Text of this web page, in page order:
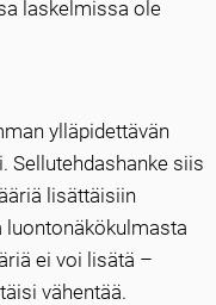
laskelmissa ole
ylläpidettävän
Sellutehdashanke siis
lisättäisiin
luontonäkökulmasta
ei voi lisätä –
vähentää.